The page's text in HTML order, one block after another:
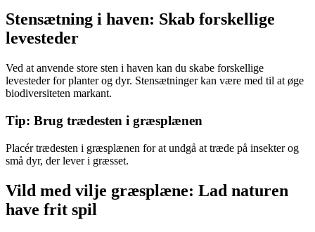
Stensætning i haven: Skab forskellige
levesteder
Ved at anvende store sten i haven kan du skabe forskellige
levesteder for planter og dyr. Stensætninger kan være med til at øge
biodiversiteten markant.
Tip: Brug trædesten i græsplænen
Placér trædesten i græsplænen for at undgå at træde på insekter og
små dyr, der lever i græsset.
Vild med vilje græsplæne: Lad naturen
have frit spil